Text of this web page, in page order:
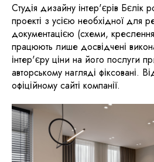
Студія дизайну інтер'єрів Бєлік
проекті з усією необхідної для
документацією (схеми,
працюють лише досвідчені
інтер'єру ціни на його послуги
авторському нагляді фіксовані.
офіційному сайті компанії.